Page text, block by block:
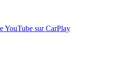
YouTube sur CarPlay